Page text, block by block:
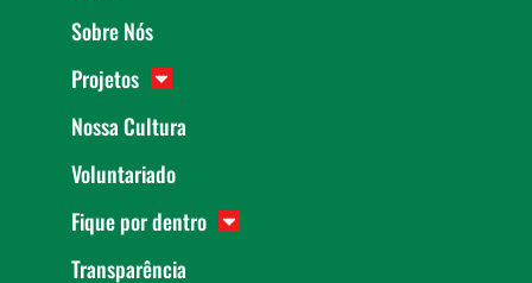
Sobre Nós
Projetos
Nossa Cultura
Voluntariado
Fique por dentro
Transparência